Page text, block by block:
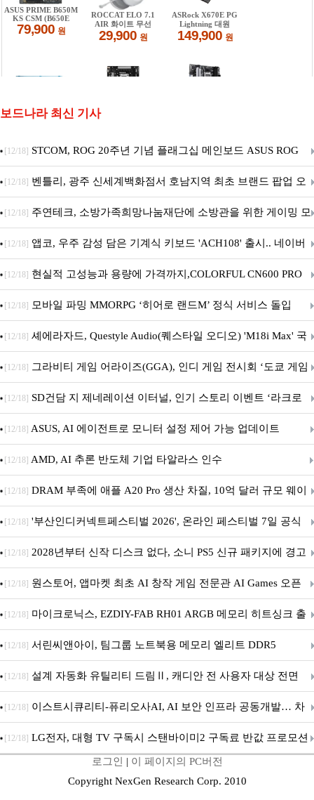
보드나라 최신 기사
[12/18] STCOM, ROG 20주년 기념 플래그십 메인보드 ASUS ROG
Crosshair X870E EDITION 20 국내 출시 예정
[12/18] 벤틀리, 광주 신세계백화점서 호남지역 최초 브랜드 팝업 오
픈
[12/18] 주연테크, 소방가족희망나눔재단에 소방관을 위한 게이밍 모
니터·스마트 펫 침대 기부
[12/18] 앱코, 우주 감성 담은 기계식 키보드 'ACH108' 출시.. 네이버
브랜드데이 기획전 진행
[12/18] 현실적 고성능과 용량에 가격까지,COLORFUL CN600 PRO
M.2 NVMe 디앤디컴 1TB
[12/18] 모바일 파밍 MMORPG ‘히어로 랜드M’ 정식 서비스 돌입
[12/18] 셰에라자드, Questyle Audio(퀘스타일 오디오) 'M18i Max' 국
내 정식 출시
[12/18] 그라비티 게임 어라이즈(GGA), 인디 게임 전시회 ‘도쿄 게임
던전 13’ 참가!
[12/18] SD건담 지 제네레이션 이터널, 인기 스토리 이벤트 ‘라크로
아의 용사’ 재개최 및 풍성한 기념 이벤트 실시!
[12/18] ASUS, AI 에이전트로 모니터 설정 제어 가능 업데이트
[12/18] AMD, AI 추론 반도체 기업 타알라스 인수
[12/18] DRAM 부족에 애플 A20 Pro 생산 차질, 10억 달러 규모 웨이
퍼 대기
[12/18] '부산인디커넥트페스티벌 2026', 온라인 페스티벌 7일 공식
개막... 22일간 진행
[12/18] 2028년부터 신작 디스크 없다, 소니 PS5 신규 패키지에 경고
문 추가
[12/18] 원스토어, 앱마켓 최초 AI 창작 게임 전문관 AI Games 오픈
[12/18] 마이크로닉스, EZDIY-FAB RH01 ARGB 메모리 히트싱크 출
시
[12/18] 서린씨앤아이, 팀그룹 노트북용 메모리 엘리트 DDR5
5600MHz 16GB 출시
[12/18] 설계 자동화 유틸리티 드림Ⅱ, 캐디안 전 사용자 대상 전면
무상 배포
[12/18] 이스트시큐리티-퓨리오사AI, AI 보안 인프라 공동개발… 차
세대 AI 보안 플랫폼 구축
[12/18] LG전자, 대형 TV 구독시 스탠바이미2 구독료 반값 프로모션
로그인 | 이 페이지의 PC버전
Copyright NexGen Research Corp. 2010